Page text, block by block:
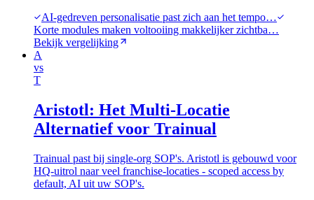
AI-gedreven personalisatie past zich aan het tempo…
Korte modules maken voltooiing makkelijker zichtba…
Bekijk vergelijking
A
vs
T
Aristotl: Het Multi-Locatie
Alternatief voor Trainual
Trainual past bij single-org SOP's. Aristotl is gebouwd voor
HQ-uitrol naar veel franchise-locaties - scoped access by
default, AI uit uw SOP's.